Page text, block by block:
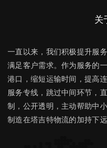
关
一直以来，我们积极提升服
满足客户需求。作为服务的
港口，缩短运输时间，提高
服务专线，跳过中间环节，
制，公开透明，主动帮助中
制造在塔吉特物流的加持下